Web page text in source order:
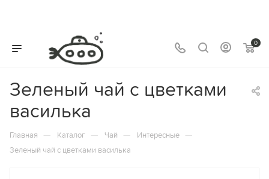
0
Зеленый чай с цветками
василька
Главная — Каталог — Чай — Интересные —
Зеленый чай с цветками василька